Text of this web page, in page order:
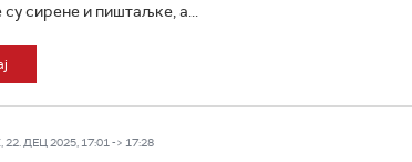
су сирене и пиштаљке, а...
ДЕЦ 2025, 17:01 -> 17:28